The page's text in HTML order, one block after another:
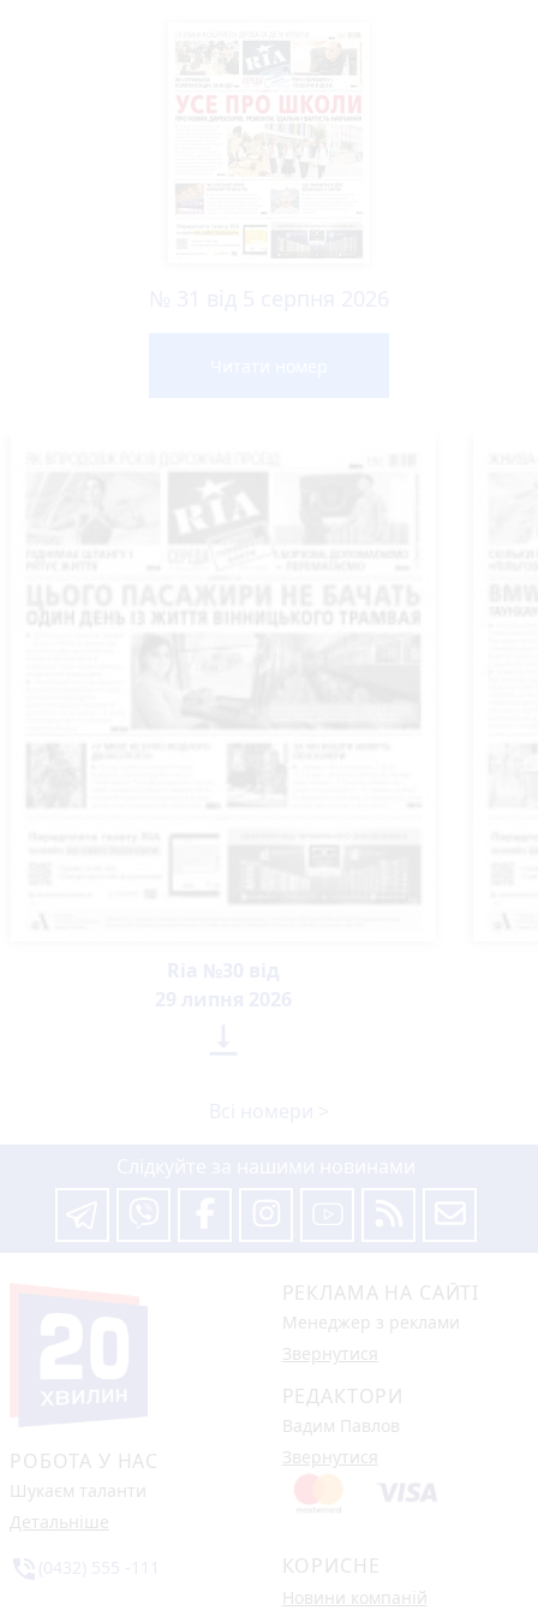
РОБОТА У НАС
Шукаєм таланти
Детальніше
РЕКЛАМА НА САЙТІ
Менеджер з реклами
Звернутися
РЕДАКТОРИ
Вадим Павлов
Звернутися
КОРИСНЕ
Новини компаній